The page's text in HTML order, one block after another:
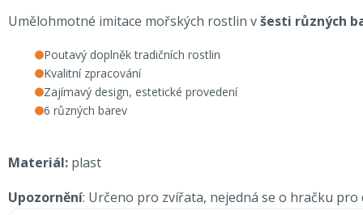
Umělohmotné imitace mořských rostlin všesti různých
Poutavý doplněk tradičních rostlin
Kvalitní zpracování
Zajímavý design, estetické provedení
6 různých barev
Materiál: plast
Upozornění: Určeno pro zvířata, nejedná se o hračku pro